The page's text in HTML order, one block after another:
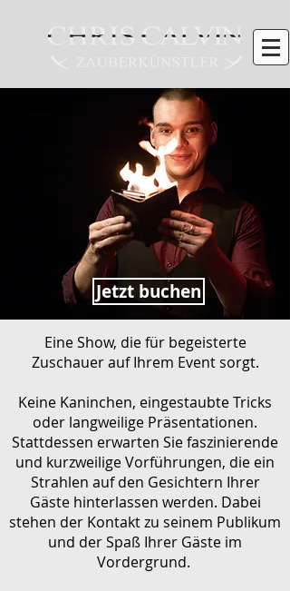
Jetzt buchen
Eine Show, die für begeisterte
Zuschauer auf Ihrem Event sorgt.
Keine Kaninchen, eingestaubte Tricks
oder langweilige Präsentationen.
Stattdessen erwarten Sie faszinierende
und kurzweilige Vorführungen, die ein
Strahlen auf den Gesichtern Ihrer
Gäste hinterlassen werden. Dabei
stehen der Kontakt zu seinem Publikum
und der Spaß Ihrer Gäste im
Vordergrund.